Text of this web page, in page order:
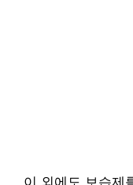
이 외에도 보습제